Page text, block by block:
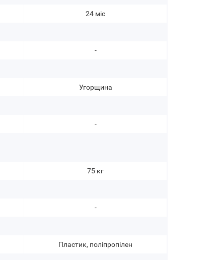
24 міс
-
Угорщина
-
75 кг
-
Пластик, поліпропілен